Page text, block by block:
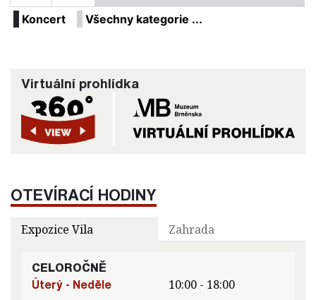
Koncert Všechny kategorie ...
Virtuální prohlídka
OTEVÍRACÍ HODINY
Expozice Vila Zahrada
CELOROČNĚ
Úterý - Neděle
10:00 - 18:00